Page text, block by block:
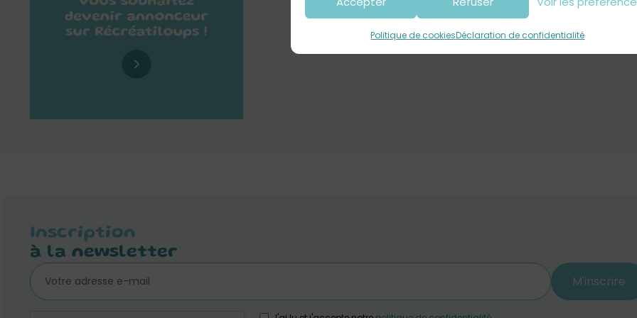
Politique de cookiesDéclaration de confidentialité
Inscription
à la newsletter
M'inscrire